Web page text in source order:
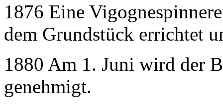
1876 Eine
dem Grundstück errichtet
1880 Am 1. Juni wird der
genehmigt.